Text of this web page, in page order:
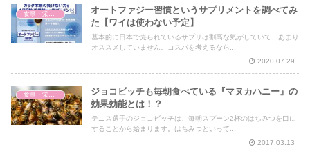
オートファジー習慣というサプリメントを調べてみ
た【ワイは使わない予定】
基本的に日本で売られているサプリは割高な気がしていて、あまり
オススメしていません。コスパを考えるなら...
2020.07.29
食事・栄養・サプリ
ジョコビッチも毎朝食べている『マヌカハニー』の
効果効能とは！？
テニス選手のジョコビッチは、毎朝スプーン2杯のはちみつを口に
することから始まります。はちみつといって...
2017.03.13